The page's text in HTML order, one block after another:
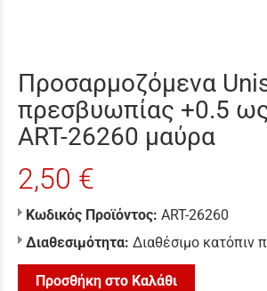
Προσαρμοζόμενα
πρεσβυωπίας +0.5
ART-26260 μαύρα
2,50 €
Κωδικός Προϊόντος: ART-26260
Διαθεσιμότητα: Διαθέσιμο κατόπιν
Προσθήκη στο Καλάθι